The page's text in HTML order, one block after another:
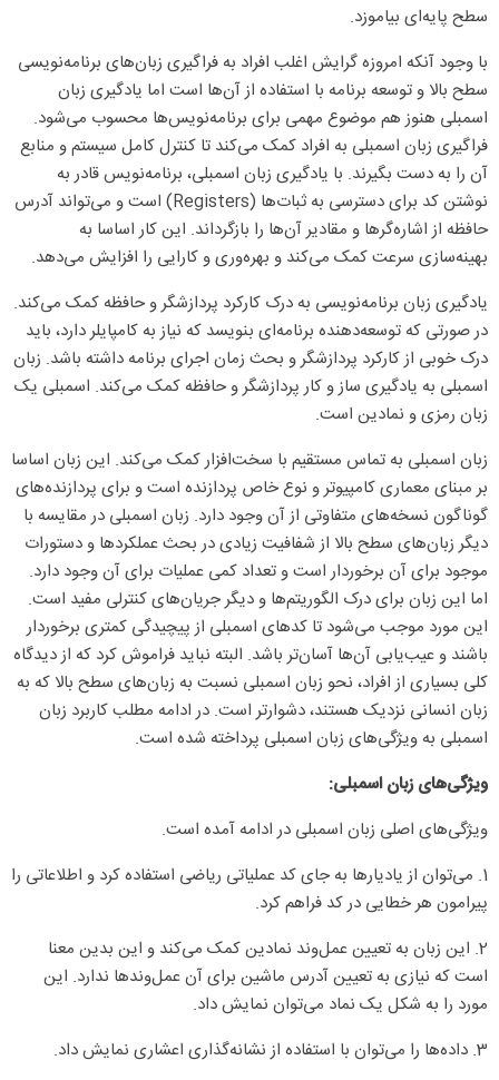
سطح پایه‌ای بیاموزد.
با وجود آنکه امروزه گرایش اغلب افراد به فراگیری زبان‌های برنامه‌نویسی
سطح بالا و توسعه برنامه با استفاده از آن‌ها است اما یادگیری زبان
اسمبلی هنوز هم موضوع مهمی برای برنامه‌نویس‌ها محسوب می‌شود.
فراگیری زبان اسمبلی به افراد کمک می‌کند تا کنترل کامل سیستم و منابع
آن را به دست بگیرند. با یادگیری زبان اسمبلی، برنامه‌نویس قادر به
نوشتن کد برای دسترسی به ثبات‌ها (Registers) است و می‌تواند آدرس
حافظه از اشاره‌گرها و مقادیر آن‌ها را بازگرداند. این کار اساسا به
بهینه‌سازی سرعت کمک می‌کند و بهره‌وری و کارایی را افزایش می‌دهد.
یادگیری زبان برنامه‌نویسی به درک کارکرد پردازشگر و حافظه کمک می‌کند.
در صورتی که توسعه‌دهنده برنامه‌ای بنویسد که نیاز به کامپایلر دارد، باید
درک خوبی از کارکرد پردازشگر و بحث زمان اجرای برنامه داشته باشد. زبان
اسمبلی به یادگیری ساز و کار پردازشگر و حافظه کمک می‌کند. اسمبلی یک
زبان رمزی و نمادین است.
زبان اسمبلی به تماس مستقیم با سخت‌افزار کمک می‌کند. این زبان اساسا
بر مبنای معماری کامپیوتر و نوع خاص پردازنده است و برای پردازنده‌های
گوناگون نسخه‌های متفاوتی از آن وجود دارد. زبان اسمبلی در مقایسه با
دیگر زبان‌های سطح بالا از شفافیت زیادی در بحث عملکردها و دستورات
موجود برای آن برخوردار است و تعداد کمی عملیات برای آن وجود دارد.
اما این زبان برای درک الگوریتم‌ها و دیگر جریان‌های کنترلی مفید است.
این مورد موجب می‌شود تا کدهای اسمبلی از پیچیدگی کمتری برخوردار
باشند و عیب‌یابی آن‌ها آسان‌تر باشد. البته نباید فراموش کرد که از دیدگاه
کلی بسیاری از افراد، نحو زبان اسمبلی نسبت به زبان‌های سطح بالا که به
زبان انسانی نزدیک هستند، دشوارتر است. در ادامه مطلب کاربرد زبان
اسمبلی به ویژگی‌های زبان اسمبلی پرداخته شده است.
ویژگی‌های زبان اسمبلی:
ویژگی‌های اصلی زبان اسمبلی در ادامه آمده است.
1. می‌توان از یادیارها به جای کد عملیاتی ریاضی استفاده کرد و اطلاعاتی را
پیرامون هر خطایی در کد فراهم کرد.
2. این زبان به تعیین عمل‌وند نمادین کمک می‌کند و این بدین معنا
است که نیازی به تعیین آدرس ماشین برای آن عمل‌وندها ندارد. این
مورد را به شکل یک نماد می‌توان نمایش داد.
3. داده‌ها را می‌توان با استفاده از نشانه‌گذاری اعشاری نمایش داد.